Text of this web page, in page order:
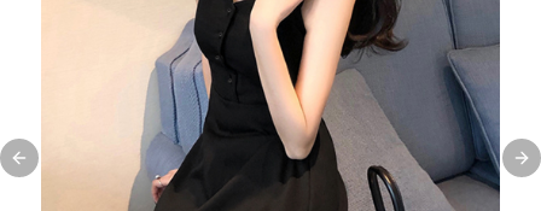
Previous slide